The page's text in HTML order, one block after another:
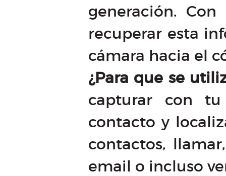
generación.
recuperar esta
cámara hacia el
¿Para que se
capturar con
contacto y
contactos,
email o incluso